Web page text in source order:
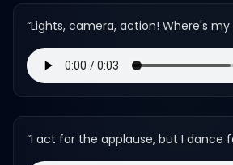
“Lights, camera, action! Where's my
“I act for the applause, but I dance